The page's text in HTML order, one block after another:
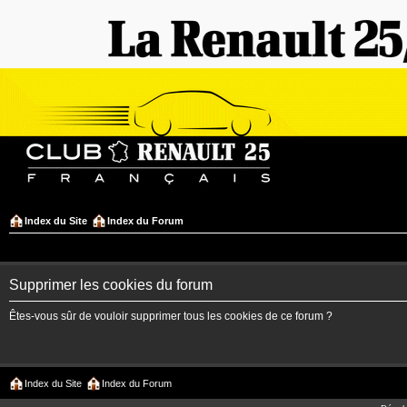
Index du Site Index du Forum
Supprimer les cookies du forum
Êtes-vous sûr de vouloir supprimer tous les cookies de ce forum ?
Index du Site Index du Forum